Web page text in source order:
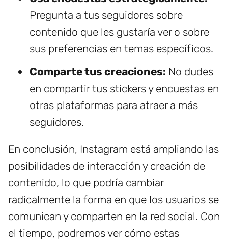
Pregunta a tus seguidores sobre
contenido que les gustaría ver o sobre
sus preferencias en temas específicos.
Comparte tus creaciones: No dudes
en compartir tus stickers y encuestas en
otras plataformas para atraer a más
seguidores.
En conclusión, Instagram está ampliando las
posibilidades de interacción y creación de
contenido, lo que podría cambiar
radicalmente la forma en que los usuarios se
comunican y comparten en la red social. Con
el tiempo, podremos ver cómo estas